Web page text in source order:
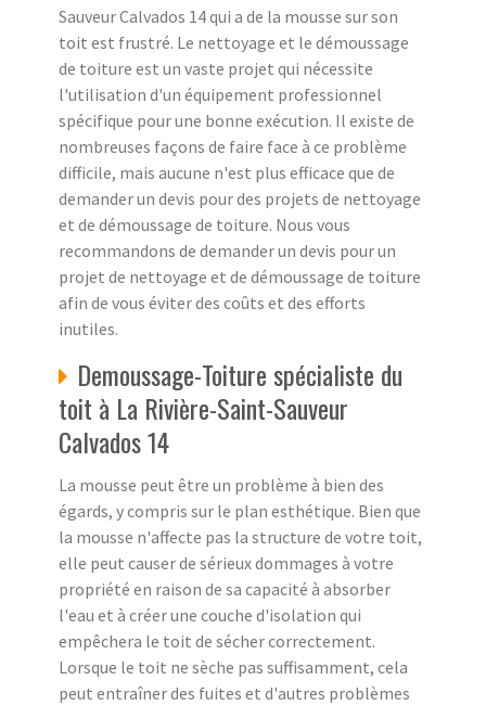
Sauveur Calvados 14 qui a de la mousse sur son
toit est frustré. Le nettoyage et le démoussage
de toiture est un vaste projet qui nécessite
l'utilisation d'un équipement professionnel
spécifique pour une bonne exécution. Il existe de
nombreuses façons de faire face à ce problème
difficile, mais aucune n'est plus efficace que de
demander un devis pour des projets de nettoyage
et de démoussage de toiture. Nous vous
recommandons de demander un devis pour un
projet de nettoyage et de démoussage de toiture
afin de vous éviter des coûts et des efforts
inutiles.
Demoussage-Toiture spécialiste du
toit à La Rivière-Saint-Sauveur
Calvados 14
La mousse peut être un problème à bien des
égards, y compris sur le plan esthétique. Bien que
la mousse n'affecte pas la structure de votre toit,
elle peut causer de sérieux dommages à votre
propriété en raison de sa capacité à absorber
l'eau et à créer une couche d'isolation qui
empêchera le toit de sécher correctement.
Lorsque le toit ne sèche pas suffisamment, cela
peut entraîner des fuites et d'autres problèmes